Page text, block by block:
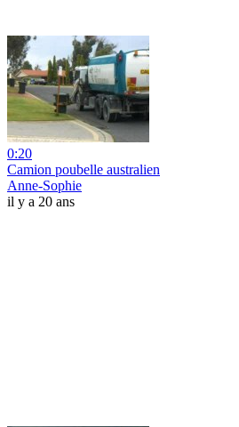
0:20
Camion poubelle australien
Anne-Sophie
il y a 20 ans